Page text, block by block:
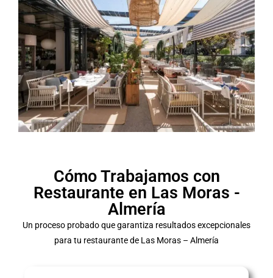
Cómo Trabajamos con
Restaurante en Las Moras -
Almería
Un proceso probado que garantiza resultados excepcionales
para tu restaurante de Las Moras – Almería